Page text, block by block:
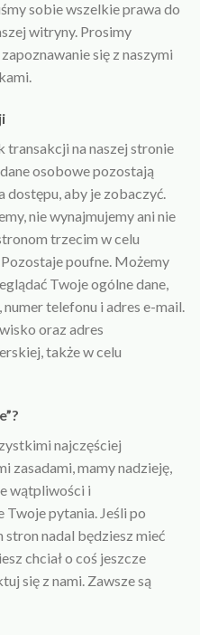
sobie wszelkie prawa do
witryny. Prosimy
się z naszymi
na naszej stronie
osobowe pozostają
dostępu, aby je zobaczyć.
nie wynajmujemy ani nie
trzecim w celu
poufne. Możemy
Twoje ogólne dane,
telefonu i adres e-mail.
oraz adres
także w celu
najczęściej
zasadami, mamy nadzieję,
wątpliwości i
pytania. Jeśli po
nadal będziesz mieć
chciał o coś jeszcze
się z nami. Zawsze są